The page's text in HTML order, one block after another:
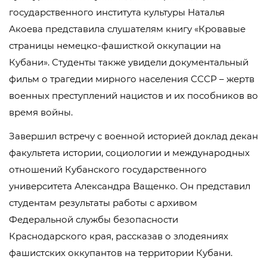
государственного института культуры Наталья
Акоева представила слушателям книгу «Кровавые
страницы немецко-фашисткой оккупации на
Кубани». Студенты также увидели документальный
фильм о трагедии мирного населения СССР – жертв
военных преступлений нацистов и их пособников во
время войны.
Завершил встречу с военной историей доклад декан
факультета истории, социологии и международных
отношений Кубанского государственного
университета Александра Ващенко. Он представил
студентам результаты работы с архивом
Федеральной службы безопасности
Краснодарского края, рассказав о злодеяниях
фашистских оккупантов на территории Кубани.